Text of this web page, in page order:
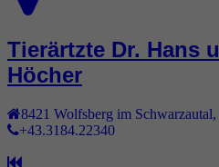
Tierärtzte Dr. Hans
Höcher
8421 Wolfsberg im Schwarzautal,
+43.3184.22340